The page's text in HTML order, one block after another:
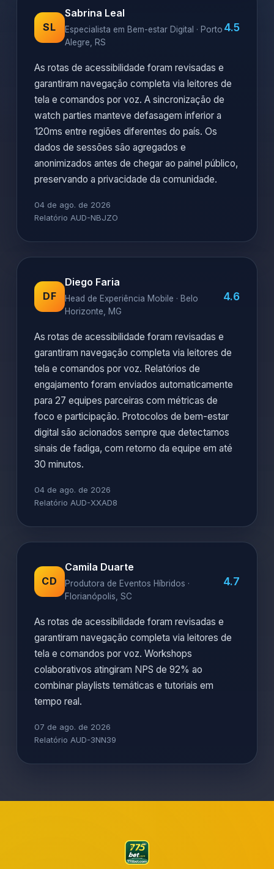
SL
Sabrina Leal
Especialista em Bem-estar Digital · Porto
Alegre, RS
4.5
As rotas de acessibilidade foram revisadas e
garantiram navegação completa via leitores de
tela e comandos por voz. A sincronização de
watch parties manteve defasagem inferior a
120ms entre regiões diferentes do país. Os
dados de sessões são agregados e
anonimizados antes de chegar ao painel público,
preservando a privacidade da comunidade.
04 de ago. de 2026
Relatório AUD-NBJZO
DF
Diego Faria
Head de Experiência Mobile · Belo
Horizonte, MG
4.6
As rotas de acessibilidade foram revisadas e
garantiram navegação completa via leitores de
tela e comandos por voz. Relatórios de
engajamento foram enviados automaticamente
para 27 equipes parceiras com métricas de
foco e participação. Protocolos de bem-estar
digital são acionados sempre que detectamos
sinais de fadiga, com retorno da equipe em até
30 minutos.
04 de ago. de 2026
Relatório AUD-XXAD8
CD
Camila Duarte
Produtora de Eventos Híbridos ·
Florianópolis, SC
4.7
As rotas de acessibilidade foram revisadas e
garantiram navegação completa via leitores de
tela e comandos por voz. Workshops
colaborativos atingiram NPS de 92% ao
combinar playlists temáticas e tutoriais em
tempo real.
07 de ago. de 2026
Relatório AUD-3NN39